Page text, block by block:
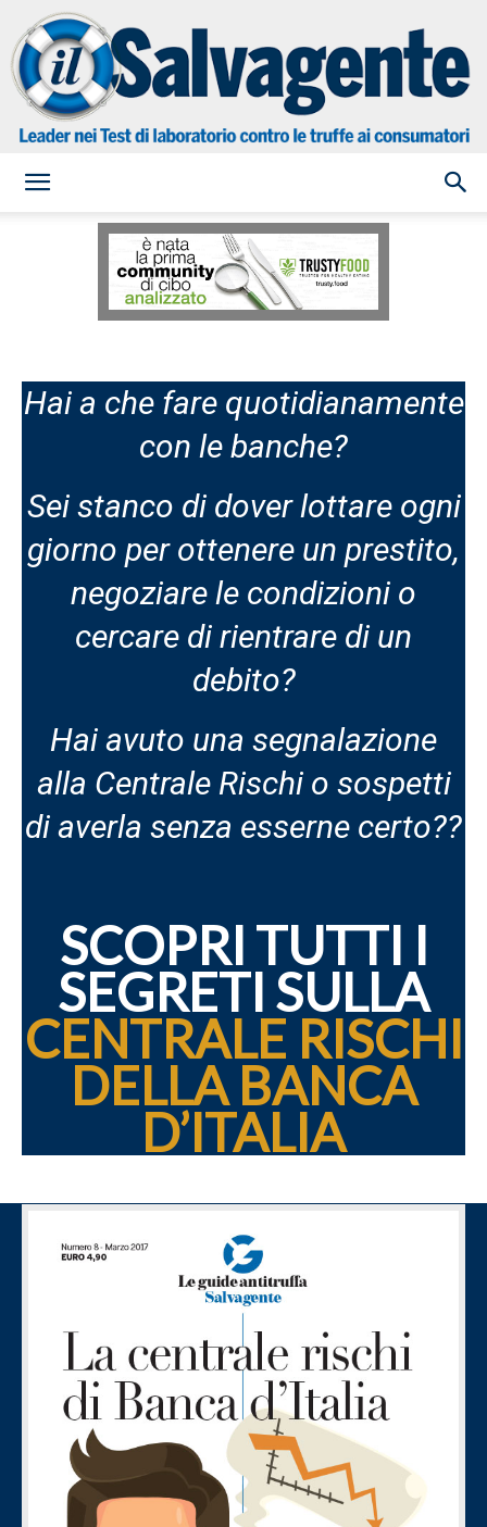
Salvagente
Hai a che fare quotidianamente
con le banche?
Sei stanco di dover lottare ogni
giorno per ottenere un prestito,
negoziare le condizioni o
cercare di rientrare di un
debito?
Hai avuto una segnalazione
alla Centrale Rischi o sospetti
di averla senza esserne certo??
SCOPRI TUTTI I
SEGRETI SULLA
CENTRALE RISCHI
DELLA BANCA
D’ITALIA